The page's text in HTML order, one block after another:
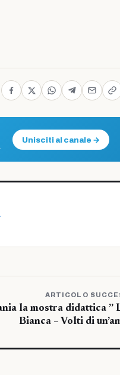
Unisciti al canale →
ARTICOLO
la mostra didattica ”
Bianca – Volti di